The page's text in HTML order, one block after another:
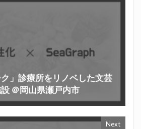
ク」診療所をリノベした文芸
＠岡山県瀬戸内市
Next